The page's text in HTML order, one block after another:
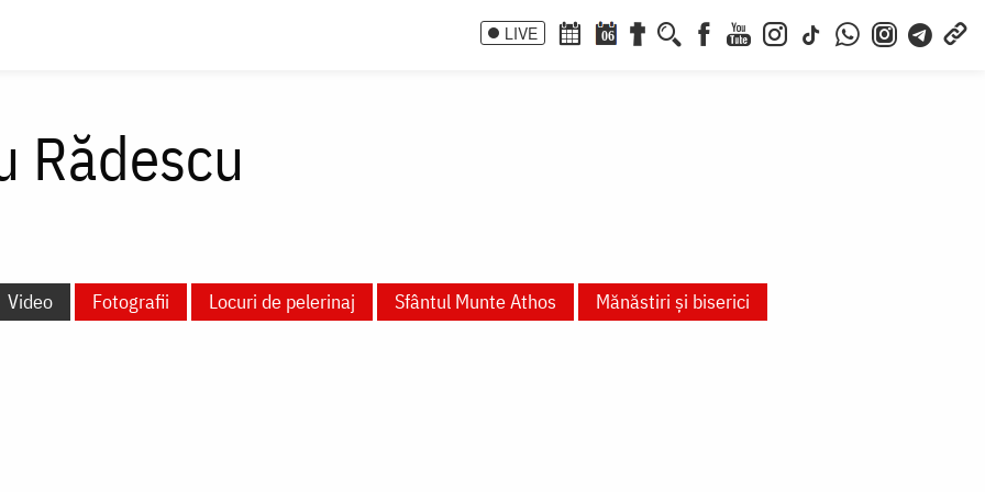
LIVE 06
Rădescu
Video Fotografii Locuri de pelerinaj Sfântul Munte Athos
Mănăstiri și biserici